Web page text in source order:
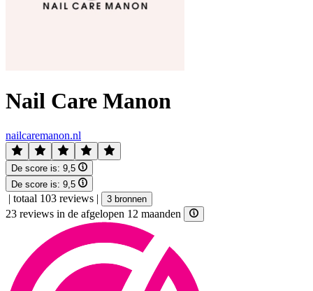
Nail Care Manon
nailcaremanon.nl
De score is: 9,5
De score is: 9,5
| totaal 103 reviews | 3 bronnen
23 reviews in de afgelopen 12 maanden